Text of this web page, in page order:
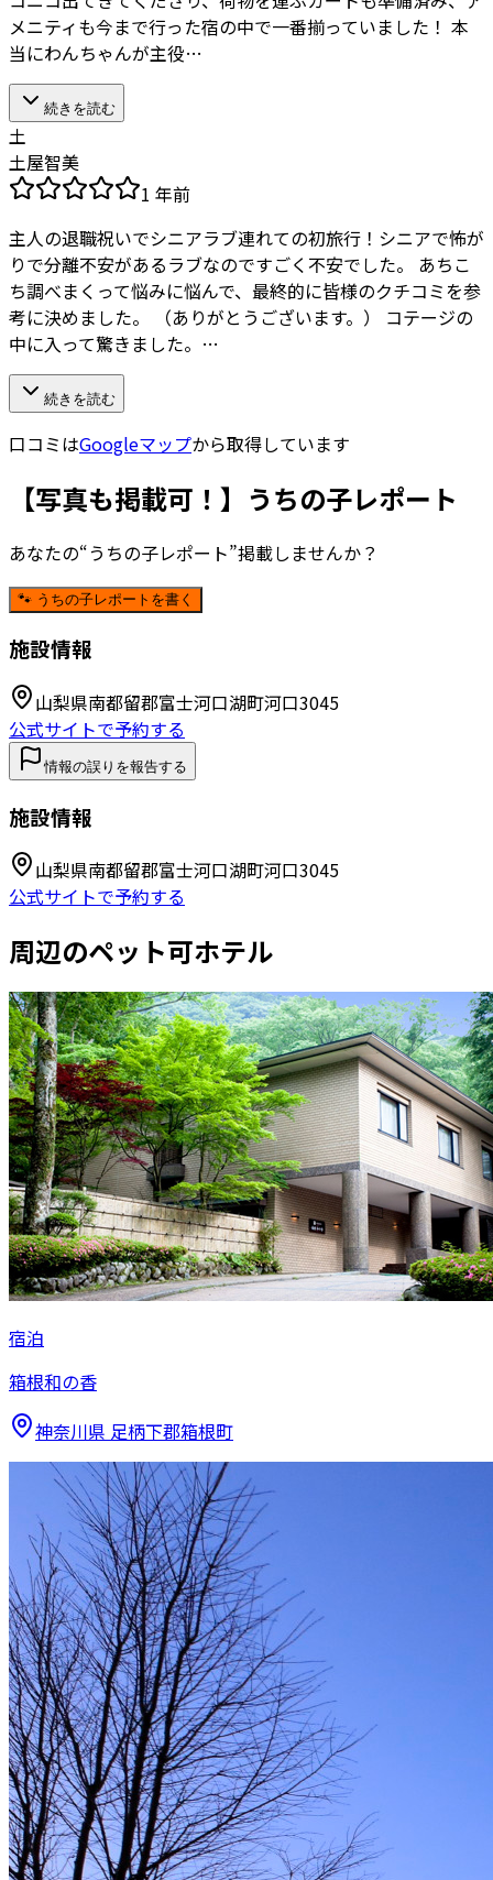
メニティも今まで行った宿の中で一番揃っていました！ 本
当にわんちゃんが主役…
続きを読む
土
土屋智美
1 年前
主人の退職祝いでシニアラブ連れての初旅行！シニアで怖が
りで分離不安があるラブなのですごく不安でした。 あちこ
ち調べまくって悩みに悩んで、最終的に皆様のクチコミを参
考に決めました。 （ありがとうございます。） コテージの
中に入って驚きました。…
続きを読む
口コミはGoogleマップから取得しています
【写真も掲載可！】うちの子レポート
あなたの“うちの子レポート”掲載しませんか？
🐾 うちの子レポートを書く
施設情報
山梨県南都留郡富士河口湖町河口3045
公式サイトで予約する
情報の誤りを報告する
施設情報
山梨県南都留郡富士河口湖町河口3045
公式サイトで予約する
周辺のペット可ホテル
宿泊
箱根和の香
神奈川県 足柄下郡箱根町